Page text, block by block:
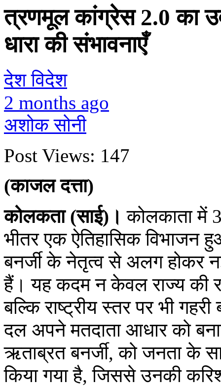
त्रणमूल कांग्रेस 2.0 का
धारा की संभावनाएँ
देश विदेश
2 months ago
अशोक सोनी
Post Views: 147
(काजल दत्ता)
कोलकता (साई)। कोलकाता में
भीतर एक ऐतिहासिक विभाजन
बनर्जी के नेतृत्व से अलग होकर
हैं। यह कदम न केवल राज्य की
बल्कि राष्ट्रीय स्तर पर भी
दल अपने मतदाता आधार को
ऋताब्रत बनर्जी, को जनता के
किया गया है, जिससे उनकी